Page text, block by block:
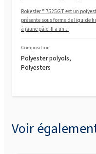
Rokester ® 7525GT est un
présente sous forme de liquide
à jaune pâle. Il a un...
Composition
Polyester polyols,
Polyesters
Voir